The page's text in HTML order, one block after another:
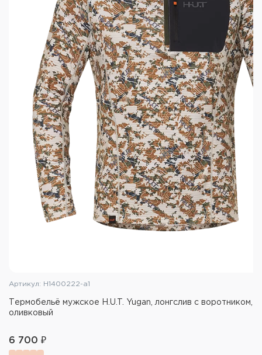
Отделка: 92% нейлон, 8% эластан
Масса: 300 г
Комфортная температура: -15...+5 С
Цвет: хаки
Артикул: H1400222-a1
Термобельё мужское H.U.T. Yugan, лонгслив с воротником,
оливковый
6 700 ₽